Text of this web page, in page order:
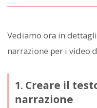
Vediamo ora in
narrazione per i video
1. Creare il
narrazione